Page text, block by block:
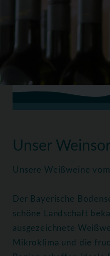
Unser
Unsere Weißweine
Der Bayerische
schöne Landschaft
ausgezeichnete
Mikroklima und die